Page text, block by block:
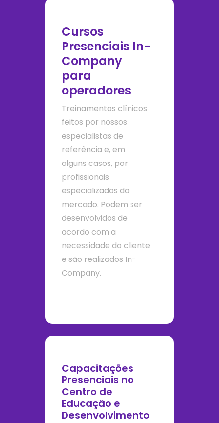
Cursos
Presenciais In-
Company
para
operadores
Treinamentos clínicos
feitos por nossos
especialistas de
referência e, em
alguns casos, por
profissionais
especializados do
mercado. Podem ser
desenvolvidos de
acordo com a
necessidade do cliente
e são realizados In-
Company.
Capacitações
Presenciais no
Centro de
Educação e
Desenvolvimento